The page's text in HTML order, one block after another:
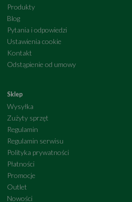
Produkty
Blog
Pytania i odpowiedzi
Ustawienia cookie
Kontakt
Odstąpienie od umowy
Sklep
Wysyłka
Zużyty sprzęt
Regulamin
Regulamin serwisu
Polityka prywatności
Płatności
Promocje
Outlet
Nowości